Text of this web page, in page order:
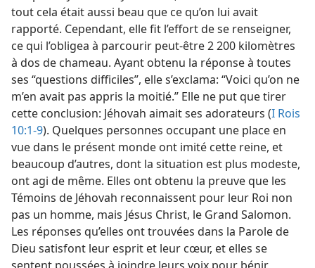
tout cela était aussi beau que ce qu’on lui avait
rapporté. Cependant, elle fit l’effort de se renseigner,
ce qui l’obligea à parcourir peut-être 2 200 kilomètres
à dos de chameau. Ayant obtenu la réponse à toutes
ses “questions difficiles”, elle s’exclama: “Voici qu’on ne
m’en avait pas appris la moitié.” Elle ne put que tirer
cette conclusion: Jéhovah aimait ses adorateurs (I Rois
10:1-9). Quelques personnes occupant une place en
vue dans le présent monde ont imité cette reine, et
beaucoup d’autres, dont la situation est plus modeste,
ont agi de même. Elles ont obtenu la preuve que les
Témoins de Jéhovah reconnaissent pour leur Roi non
pas un homme, mais Jésus Christ, le Grand Salomon.
Les réponses qu’elles ont trouvées dans la Parole de
Dieu satisfont leur esprit et leur cœur, et elles se